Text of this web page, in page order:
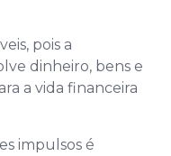
pois a
dinheiro, bens e
a vida financeira
impulsos é